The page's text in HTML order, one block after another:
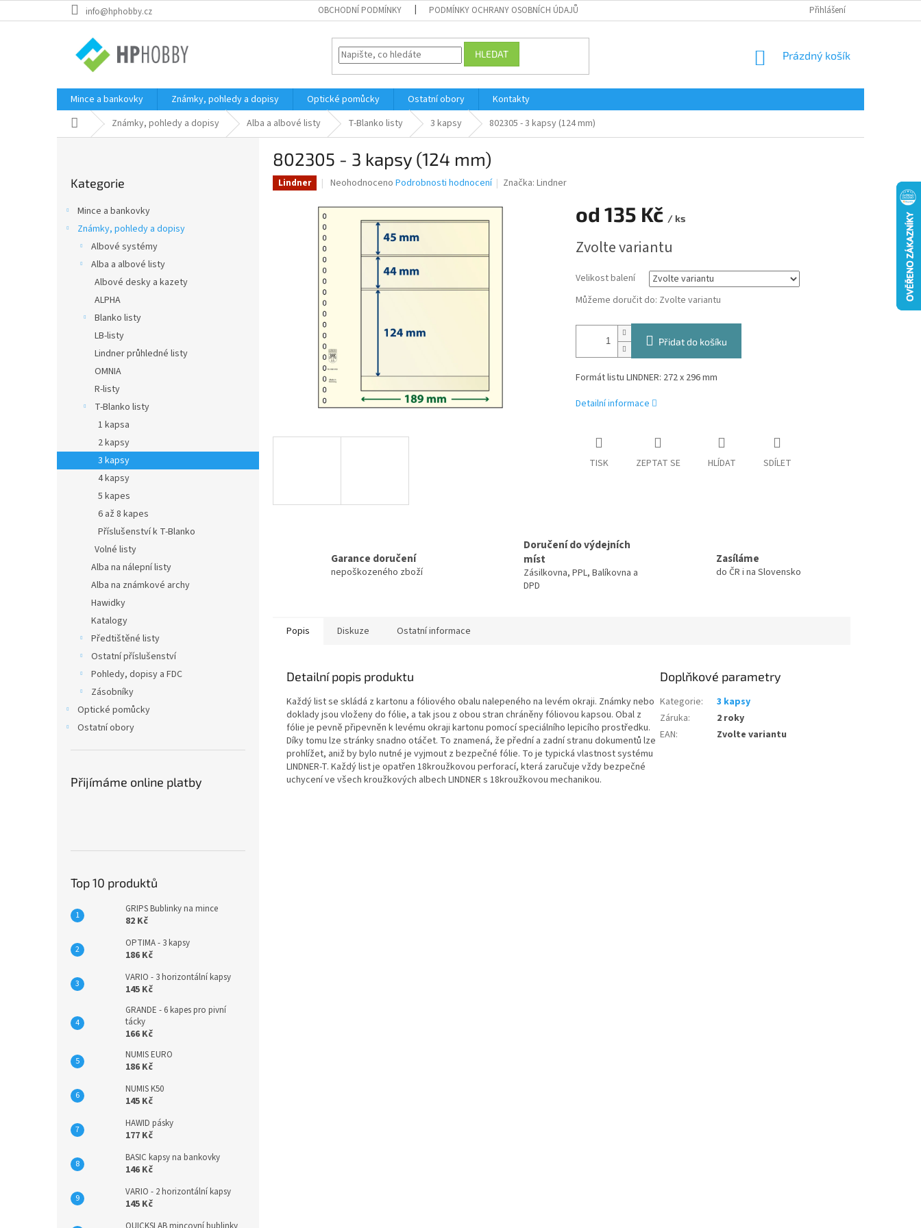
na
info@hphobby.cz OBCHODNÍ PODMÍNKY PODMÍNKY OCHRANY OSOBNÍCH ÚDAJŮ Přihlášení
HLEDAT
NÁKUPNÍ
Prázdný košík
Mince a bankovky Známky, pohledy a dopisy Optické pomůcky Ostatní obory
Kontakty
Domů Známky, pohledy a dopisy Alba a albové listy T-Blanko listy 3 kapsy 802305 - 3 kapsy (124 mm)
kategorie
Kategorie
Mince a bankovky
Známky, pohledy a dopisy
Albové systémy
Alba a albové listy
Albové desky a kazety
ALPHA
Blanko listy
LB-listy
Lindner průhledné listy
OMNIA
R-listy
T-Blanko listy
1 kapsa
2 kapsy
3 kapsy
4 kapsy
5 kapes
6 až 8 kapes
Příslušenství k T-Blanko
Volné listy
Alba na nálepní listy
Alba na známkové archy
Hawidky
Katalogy
Předtištěné listy
Ostatní příslušenství
Pohledy, dopisy a FDC
Zásobníky
Optické pomůcky
Ostatní obory
Přijímáme online platby
Top 10 produktů
GRIPS Bublinky na mince
82 Kč
OPTIMA - 3 kapsy
186 Kč
VARIO - 3 horizontální kapsy
145 Kč
GRANDE - 6 kapes pro pivní
tácky
166 Kč
NUMIS EURO
186 Kč
NUMIS K50
145 Kč
HAWID pásky
177 Kč
BASIC kapsy na bankovky
146 Kč
VARIO - 2 horizontální kapsy
145 Kč
802305 - 3 kapsy (124 mm)
Lindner
Průměrné
produktu
Neohodnoceno Podrobnosti hodnocení Značka:Lindner
od 135 Kč / ks
cena:
Zvolte variantu
Velikost balení
Můžeme doručit do: Zvolte variantu
Přidat do košíku
Formát listu LINDNER: 272 x 296 mm
Detailní informace
TISK ZEPTAT SE HLÍDAT SDÍLET
Garance doručení
nepoškozeného zboží
Doručení do výdejních
míst
Zásilkovna, PPL, Balíkovna a
DPD
Zasíláme
do ČR i na Slovensko
Popis Diskuze Ostatní informace
Detailní popis produktu
Každý list se skládá z kartonu a fóliového obalu nalepeného na levém okraji. Známky nebo
doklady jsou vloženy do fólie, a tak jsou z obou stran chráněny fóliovou kapsou. Obal z
fólie je pevně připevněn k levému okraji kartonu pomocí speciálního lepicího prostředku.
Díky tomu lze stránky snadno otáčet. To znamená, že přední a zadní stranu dokumentů lze
prohlížet, aniž by bylo nutné je vyjmout z bezpečné fólie. To je typická vlastnost systému
LINDNER-T. Každý list je opatřen 18kroužkovou perforací, která zaručuje vždy bezpečné
uchycení ve všech kroužkových albech LINDNER s 18kroužkovou mechanikou.
Doplňkové parametry
Kategorie:
3 kapsy
Záruka:
2 roky
EAN: Zvolte variantu